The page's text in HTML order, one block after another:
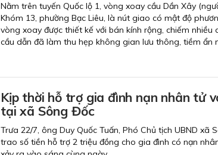
Nằm trên tuyến Quốc lộ 1, vòng xoay cầu Dần Xây
Khóm 13, phường Bạc Liêu, là nút giao có mật độ
vòng xoay được thiết kế với bán kính rộng, chiếm
cầu dẫn đã làm thu hẹp không gian lưu thông, tiềm
Kịp thời hỗ trợ gia đình nạn nhân tử
tại xã Sông Đốc
Trưa 22/7, ông Duy Quốc Tuấn, Phó Chủ tịch UBND xã
trao số tiền hỗ trợ 2 triệu đồng cho gia đình có nạn